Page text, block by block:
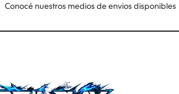
Conocé nuestros medios de envios disponibles